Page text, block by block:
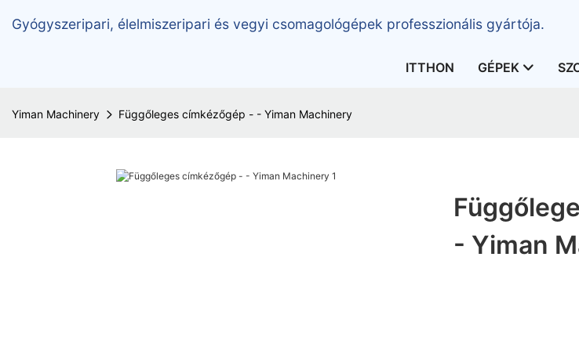
Gyógyszeripari, élelmiszeripari és vegyi csomagológépek professzionális gyártója.
ITTHON GÉPEK
Yiman Machinery Függőleges címkézőgép - - Yiman Machinery
- Yiman